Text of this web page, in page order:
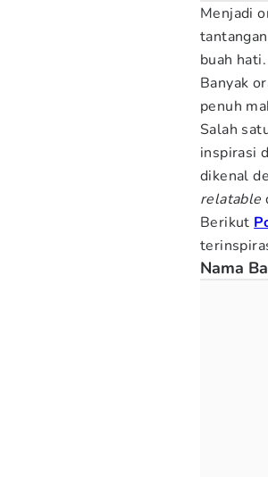
Menjadi
buah hati.
Banyak
penuh
Salah
inspirasi
dikenal
relatable
Berikut
Nama